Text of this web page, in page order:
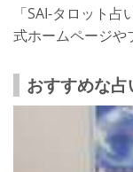
「SAI-タロット占
式ホームページや
おすすめな占